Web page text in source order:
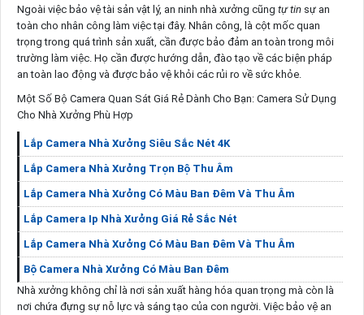
Ngoài việc bảo vệ tài sản vật lý, an ninh nhà xưởng cũng tự tinsự an
toàn cho nhân công làm việc tại đây. Nhân công, là cột mốc quan
trọng trong quá trình sản xuất, cần được bảo đảm an toàn trong môi
trường làm việc. Họ cần được hướng dẫn, đào tạo về các biện pháp
an toàn lao động và được bảo vệ khỏi các rủi ro về sức khỏe.
Một Số Bộ Camera Quan Sát Giá Rẻ Dành Cho Bạn: Camera Sử Dụng
Cho Nhà Xưởng Phù Hợp
Lắp Camera Nhà Xưởng Siêu Sắc Nét 4K
Lắp Camera Nhà Xưởng Trọn Bộ Thu Âm
Lắp Camera Nhà Xưởng Có Màu Ban Đêm Và Thu Âm
Lắp Camera Ip Nhà Xưởng Giá Rẻ Sắc Nét
Lắp Camera Nhà Xưởng Có Màu Ban Đêm Và Thu Âm
Bộ Camera Nhà Xưởng Có Màu Ban Đêm
Nhà xưởng không chỉ là nơi sản xuất hàng hóa quan trọng mà còn là
nơi chứa đựng sự nỗ lực và sáng tạo của con người. Việc bảo vệ an